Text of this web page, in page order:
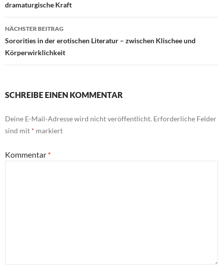
dramaturgische Kraft
NÄCHSTER BEITRAG
Sororities in der erotischen Literatur – zwischen Klischee und
Körperwirklichkeit
SCHREIBE EINEN KOMMENTAR
Deine E-Mail-Adresse wird nicht veröffentlicht. Erforderliche Felder
sind mit * markiert
Kommentar *